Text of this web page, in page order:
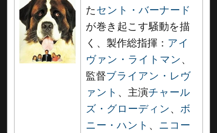
たセント・バーナード
が巻き起こす騒動を描
く、製作総指揮： アイ
ヴァン・ライトマン 、
監督ブライアン・レヴ
ァント 、主演チャール
ズ・グローディン 、 ボ
ニー・ハント 、 ニコー